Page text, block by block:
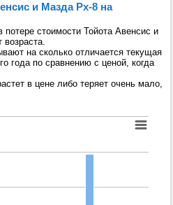
и Мазда Рх-8 на
потере стоимости Тойота Авенсис и
возраста.
на сколько отличается текущая
года по сравнению с ценой, когда
в цене либо теряет очень мало,